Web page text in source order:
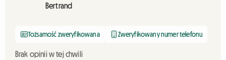
Bertrand
Tożsamość zweryfikowana Zweryfikowany numer telefonu
Brak opinii w tej chwili